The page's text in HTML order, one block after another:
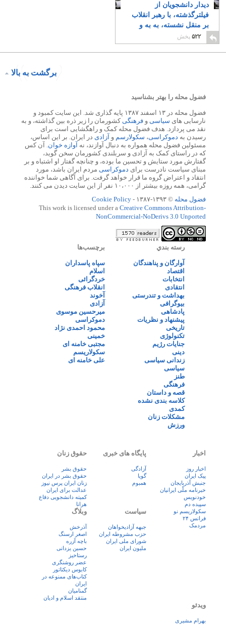
دیدار دانشجویان از
فیلترگذشته، با رهبر انقلاب
بر منقل نشسته، به به و
چهچه گویان، و صرف
افطار
۲۲
۵۲۲ پخش
برگشت به بالا
فضول محله را بهتر بشناسید
فضول محله در ۱۳ اسفند ۱۳۸۷ پایه گذاری شد. این سایت کمبود و
نارسایی های سیاسی و فرهنگی کشورمان را زیر ذره بین گذاشته، و به
نقد می پردازد. هدف فضول محله کمک و راهگشایی است برای
رسیدن به دموکراسی، سکولارسم و آزادی در ایران. بر این اساس،
مسئولین فضول محله همواره به دنبال آوازند، نه آوازه خوان . آن کس
که در راستای کمک به آزادی و سربلندی کشورمان سخن گوید،
گفتارش مورد ستایش و تحسین ما بوده، و چنانچه گفتار او اشتباه و بر
مبنای سیاست نادرست برای دموکراسی مردم ایران باشد، مورد
انتقاد و اعتراض گروه ما قرار خواهد گرفت. برای آگاهی شما خواننده
گرامی، همه روزه بیشتر از ۱۰،۰۰۰ نفر از این سایت دیدن می کنند.
فضول محله © ۱۳۹۳-۱۳۸۷ -
Cookie Policy
This work is licensed under a Creative Commons Attribution-
NonCommercial-NoDerivs 3.0 Unported
رسته بندي
آوارگان و پناهندگان
اقتصاد
انتخابات
انتقادی
بهداشت و تندرستی
بیوگرافی
پادشاهی
پیشنهاد و نظریات
تاریخی
تکنولوژی
جنایات رژیم
دینی
زندانی سیاسی
سیاسی
طنز
فرهنگی
قصه و داستان
کلاسه بندی نشده
کمدی
مشکلات زنان
ورزش
برچسب‌ها
سپاه پاسداران
اسلام
خردگرائی
انقلاب فرهنگی
آخوند
آزادی
میرحسین موسوی
دموکراسی
محمود احمدی نژاد
خمینی
مجتبی خامنه ای
سکولاریسم
علی خامنه ای
اخبار
اخبار روز
پيک ايران
جنبش آذربایجان
خبرنامه ملّی ایرانیان
خودنویس
سپیده دم
سکولاریسم نو
فرانس ۲۴
مردمک
پایگاه های خبری
آزادگی
گویا
همبوم
حقوق زنان
حقوق بشر
حقوق بشر در ایران
زنان ايران پرس نيوز
عدالت برای ایران
کمیته دانشجویی دفاع
هرانا
سیاست
جبهه آزادیخواهان
حزب مشروطه ایران
شورای ملی ایران
ملیون ایران
وبلاگ
آذرخش
اصغر ارسنگ
باچه آزره
حسین یزدانی
رستاخیز
عضر روشنگری
کابوس دیکتاتور
کتاب‌های ممنوعه در
ایران
گمنامیان
منتقد اسلام و ادیان
ویدئو
بهرام مشیری